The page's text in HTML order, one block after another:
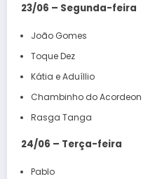
23/06 – Segunda-feira
João Gomes
Toque Dez
Kátia e Aduíllio
Chambinho do Acordeon
Rasga Tanga
24/06 – Terça-feira
Pablo